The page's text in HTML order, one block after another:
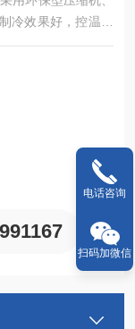
冷效果好，控温精
《馏分燃料冷滤
法》所规定的石油
电话咨询
扫码加微信